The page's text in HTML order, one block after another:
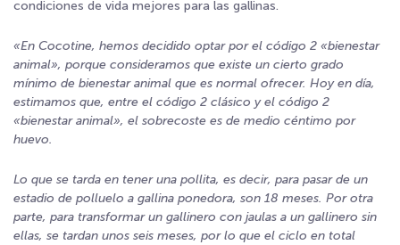
condiciones de vida mejores para las gallinas.
«En Cocotine, hemos decidido optar por el código 2 «bienestar
animal», porque consideramos que existe un cierto grado
mínimo de bienestar animal que es normal ofrecer. Hoy en día,
estimamos que, entre el código 2 clásico y el código 2
«bienestar animal», el sobrecoste es de medio céntimo por
huevo.
Lo que se tarda en tener una pollita, es decir, para pasar de un
estadio de polluelo a gallina ponedora, son 18 meses. Por otra
parte, para transformar un gallinero con jaulas a un gallinero sin
ellas, se tardan unos seis meses, por lo que el ciclo en total